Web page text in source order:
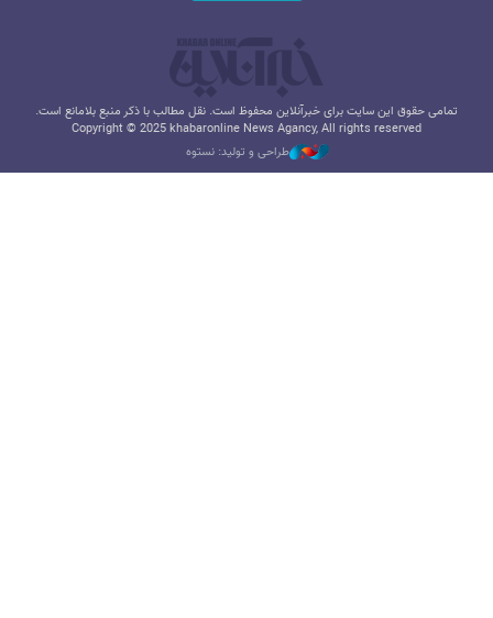
تمامی حقوق این سایت برای خبرآنلاین محفوظ است. نقل مطالب با ذکر منبع بلامانع است.
Copyright © 2025 khabaronline News Agancy, All rights reserved
طراحی و تولید: نستوه